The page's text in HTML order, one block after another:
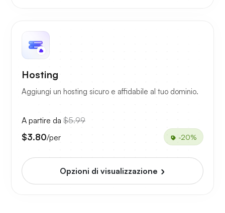
Hosting
Aggiungi un hosting sicuro e affidabile al tuo dominio.
A partire da $5.99
$3.80/per -20%
Opzioni di visualizzazione